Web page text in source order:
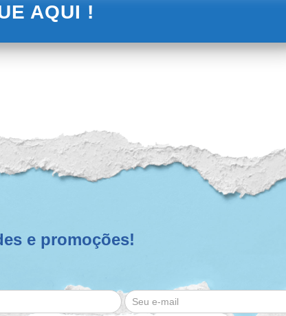
AQUI !
e promoções!